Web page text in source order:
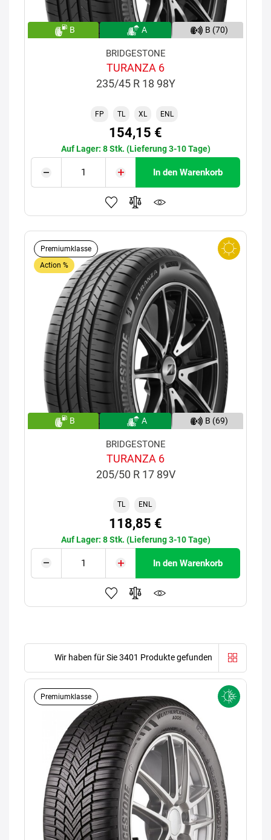
B A B (70)
BRIDGESTONE
TURANZA 6
235/45 R 18 98Y
FP TL XL ENL
154,15 €
Auf Lager: 8 Stk. (Lieferung 3-10 Tage)
In den Warenkorb
Premiumklasse
Action %
B A B (69)
BRIDGESTONE
TURANZA 6
205/50 R 17 89V
TL ENL
118,85 €
Auf Lager: 8 Stk. (Lieferung 3-10 Tage)
In den Warenkorb
Wir haben für Sie 3401 Produkte gefunden
Premiumklasse